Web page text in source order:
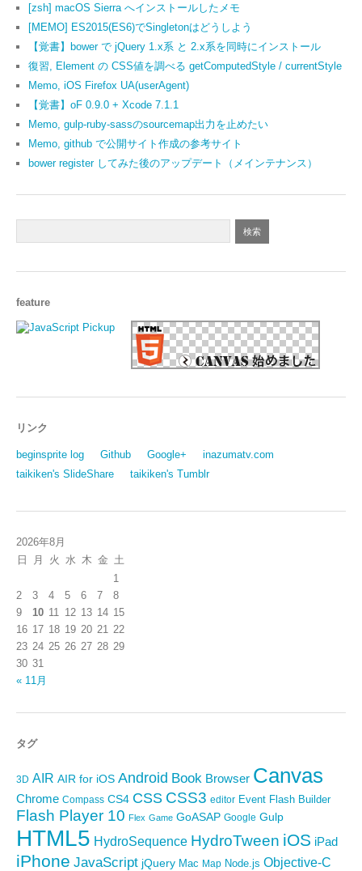
[zsh] macOS Sierra へインストールしたメモ
[MEMO] ES2015(ES6)でSingletonはどうしよう
【覚書】bower で jQuery 1.x系 と 2.x系を同時にインストール
復習, Element の CSS値を調べる getComputedStyle / currentStyle
Memo, iOS Firefox UA(userAgent)
【覚書】oF 0.9.0 + Xcode 7.1.1
Memo, gulp-ruby-sassのsourcemap出力を止めたい
Memo, github で公開サイト作成の参考サイト
bower register してみた後のアップデート（メインテナンス）
feature
リンク
beginsprite log Github Google+
inazumatv.com
taikiken's SlideShare
taikiken's Tumblr
2026年8月
日
月 火 水 木 金 土
1
2
3 4 5 6 7
8
9
10 11 12 13 14 15
16 17 18 19 20 21 22
23 24 25 26 27 28 29
30 31
« 11月
タグ
3D AIR AIR for iOS Android Book Browser Canvas
Chrome Compass CS4 CSS CSS3 editor Event Flash Builder
Flash Player 10 Flex Game GoASAP Google Gulp
HTML5 HydroSequence HydroTween iOS iPad
iPhone JavaScript jQuery Mac Map Node.js Objective-C